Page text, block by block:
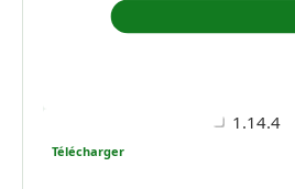
1.14.4
Télécharger